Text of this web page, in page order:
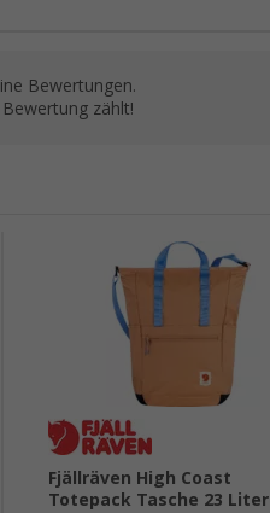
Bewertungen.
zählt!
Fjällräven High Coast
Totepack Tasche 23 Liter